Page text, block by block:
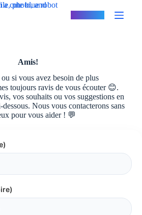
Amis!
si vous avez besoin de plus
toujours ravis de vous écouter 😊.
vos souhaits ou vos suggestions en
Nous vous contacterons sans
pour vous aider ! 💬